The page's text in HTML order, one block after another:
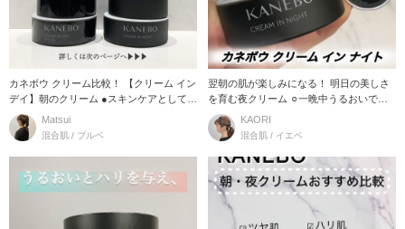
カネボウ クリーム比較！ 【クリーム イン
デイ】朝のクリーム ●スキンケアとして
日
Matsui
混合肌 / ブルベ
翌朝の肌が楽しみになる！ 明日の美しさ
を育む夜クリーム ⚪︎一晩中うるおいで包
み込み、翌
KAORI
混合肌 / イエベ